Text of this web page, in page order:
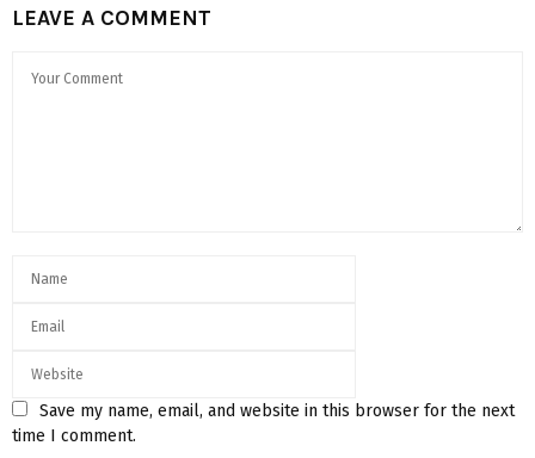
LEAVE A COMMENT
Save my name, email, and website in this browser for the next
time I comment.